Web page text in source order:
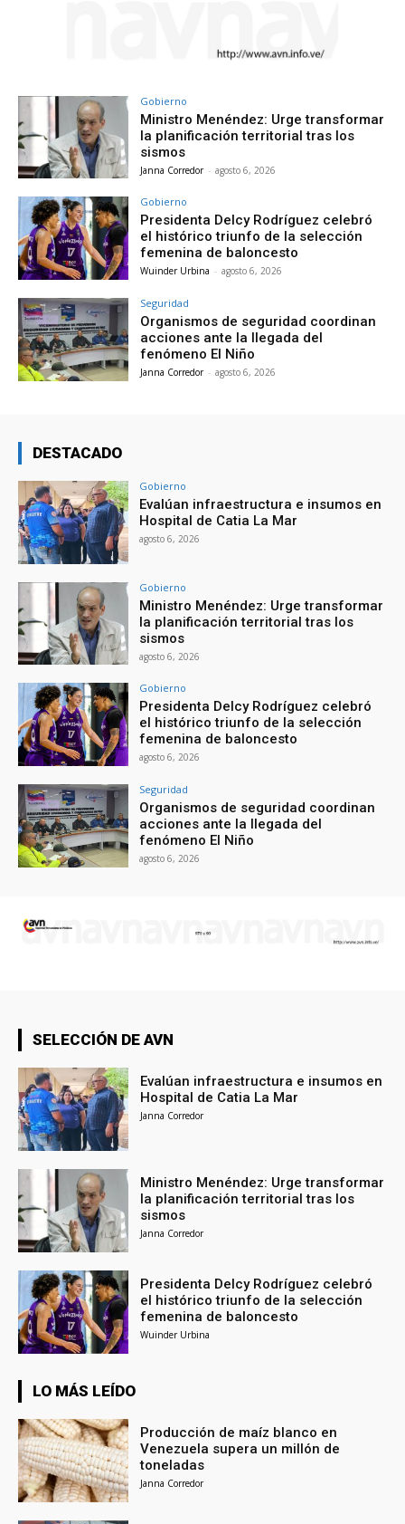
Gobierno
Ministro Menéndez: Urge transformar
la planificación territorial tras los
sismos
Janna Corredor - agosto 6, 2026
Gobierno
Presidenta Delcy Rodríguez celebró
el histórico triunfo de la selección
femenina de baloncesto
Wuinder Urbina - agosto 6, 2026
Seguridad
Organismos de seguridad coordinan
acciones ante la llegada del
fenómeno El Niño
Janna Corredor - agosto 6, 2026
DESTACADO
Gobierno
Evalúan infraestructura e insumos en
Hospital de Catia La Mar
agosto 6, 2026
Gobierno
Ministro Menéndez: Urge transformar
la planificación territorial tras los
sismos
agosto 6, 2026
Gobierno
Presidenta Delcy Rodríguez celebró
el histórico triunfo de la selección
femenina de baloncesto
agosto 6, 2026
Seguridad
Organismos de seguridad coordinan
acciones ante la llegada del
fenómeno El Niño
agosto 6, 2026
SELECCIÓN DE AVN
Evalúan infraestructura e insumos en
Hospital de Catia La Mar
Janna Corredor
Ministro Menéndez: Urge transformar
la planificación territorial tras los
sismos
Janna Corredor
Presidenta Delcy Rodríguez celebró
el histórico triunfo de la selección
femenina de baloncesto
Wuinder Urbina
LO MÁS LEÍDO
Producción de maíz blanco en
Venezuela supera un millón de
toneladas
Janna Corredor